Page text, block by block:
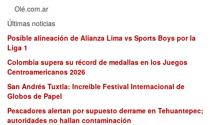
Olé.com.ar
Últimas noticias
Posible alineación de Alianza Lima vs Sports Boys por la
Liga 1
Colombia supera su récord de medallas en los Juegos
Centroamericanos 2026
San Andrés Tuxtla: Increíble Festival Internacional de
Globos de Papel
Pescadores alertan por supuesto derrame en Tehuantepec;
autoridades no hallan contaminación